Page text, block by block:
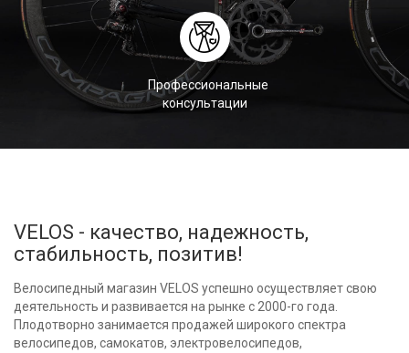
Профессиональные
консультации
VELOS - качество, надежность,
стабильность, позитив!
Велосипедный магазин VELOS успешно осуществляет свою
деятельность и развивается на рынке с 2000-го года.
Плодотворно занимается продажей широкого спектра
велосипедов, самокатов, электровелосипедов,